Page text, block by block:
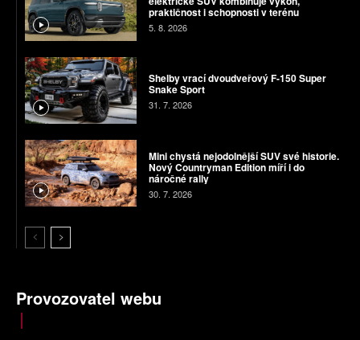
praktičnost i schopnosti v terénu
5. 8. 2026
Shelby vrací dvoudveřový F-150 Super
Snake Sport
31. 7. 2026
Mini chystá nejodolnější SUV své historie.
Nový Countryman Edition míří i do
náročné rally
30. 7. 2026
Provozovatel webu